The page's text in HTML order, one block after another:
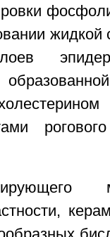
жидкой